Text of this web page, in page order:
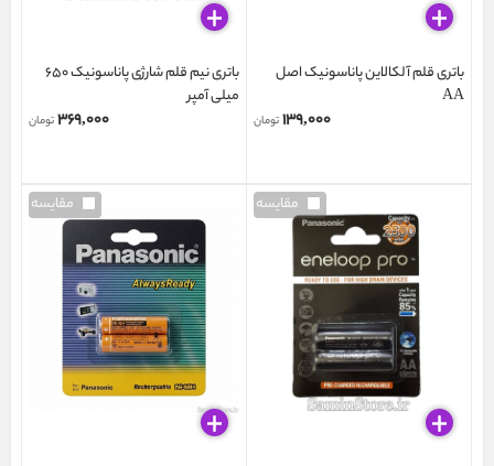
باتری قلم آلکالاین پاناسونیک اصل
AA
۱۳۹,۰۰۰تومان
باتری نیم قلم شارژی پاناسونیک 650
میلی آمپر
۳۶۹,۰۰۰تومان
مقایسه مقایسه